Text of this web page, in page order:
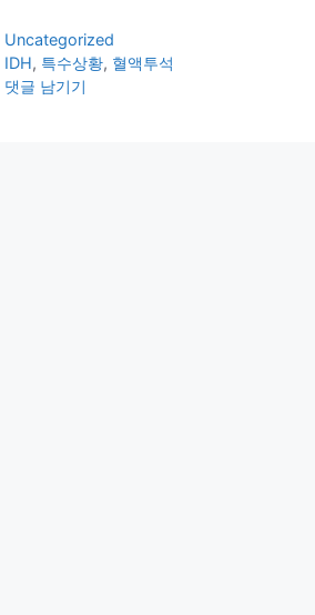
카
테
고
Uncategorized
태
그
IDH, 특수상황, 혈액투석
댓글 남기기